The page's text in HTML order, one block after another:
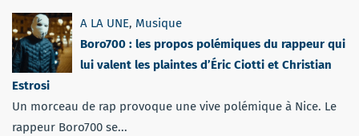
A LA UNE, Musique
Boro700 : les propos polémiques du rappeur qui
lui valent les plaintes d’Éric Ciotti et Christian
Estrosi
Un morceau de rap provoque une vive polémique à Nice. Le
rappeur Boro700 se...